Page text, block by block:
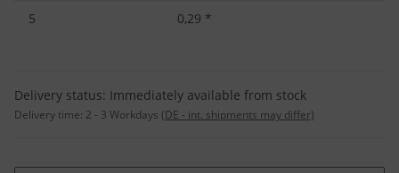
5 0,29 *
Delivery status: Immediately available from stock
Delivery time: 2 - 3 Workdays (DE - int. shipments may differ)